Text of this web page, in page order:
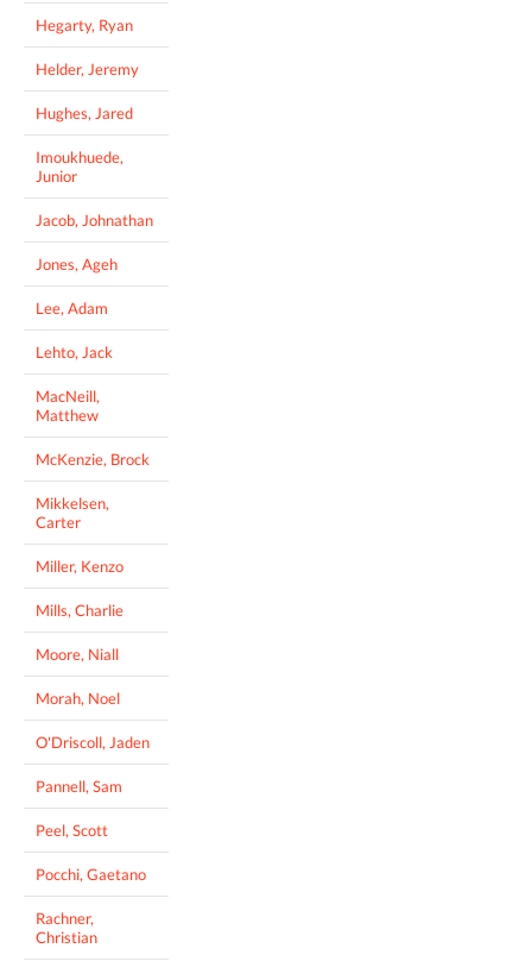
Hegarty, Ryan
Helder, Jeremy
Hughes, Jared
Imoukhuede,
Junior
Jacob, Johnathan
Jones, Ageh
Lee, Adam
Lehto, Jack
MacNeill,
Matthew
McKenzie, Brock
Mikkelsen,
Carter
Miller, Kenzo
Mills, Charlie
Moore, Niall
Morah, Noel
O'Driscoll, Jaden
Pannell, Sam
Peel, Scott
Pocchi, Gaetano
Rachner,
Christian